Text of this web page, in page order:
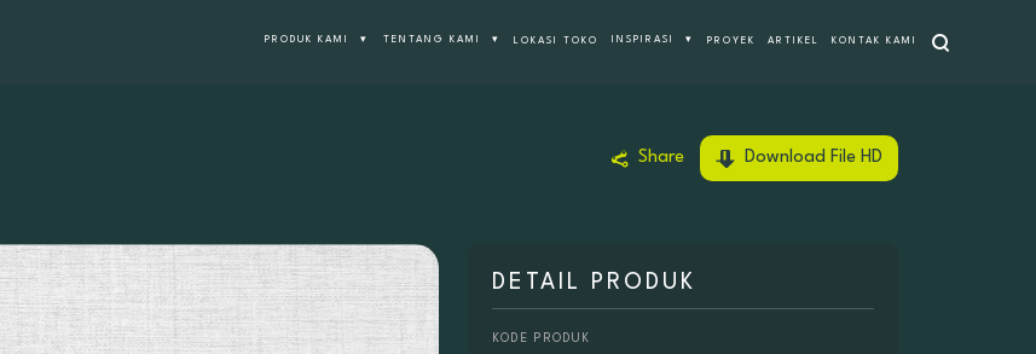
PRODUK KAMI ▾ TENTANG KAMI ▾ LOKASI TOKO INSPIRASI ▾ PROYEK ARTIKEL KONTAK KAMI
Share Download File HD
DETAIL PRODUK
KODE PRODUK